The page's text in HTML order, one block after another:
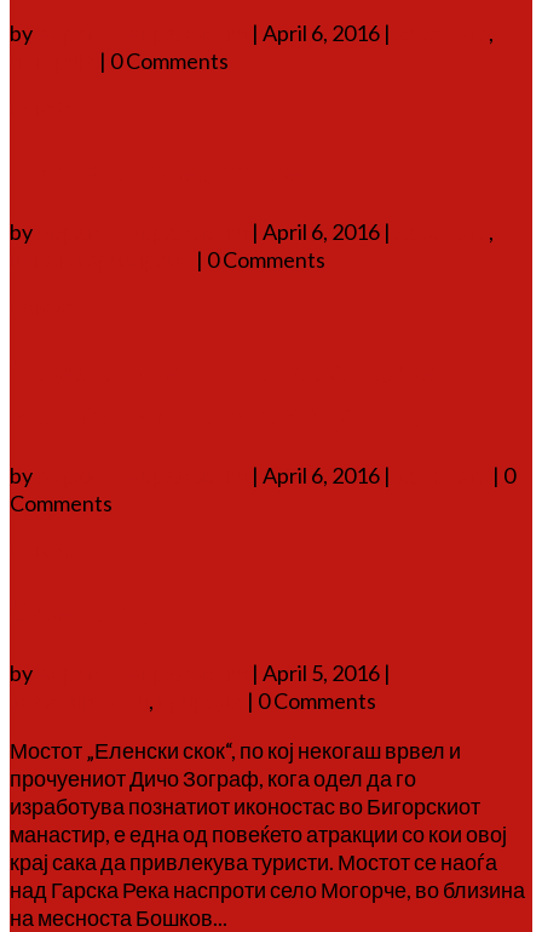
by | April 6, 2016 |
,
| 0 Comments
by | April 6, 2016 |
,
| 0 Comments
by | April 6, 2016 |
| 0
Comments
by | April 5, 2016 |
,
| 0 Comments
Мостот „Еленски скок“, по кој некогаш врвел и
прочуениот Дичо Зограф, кога одел да го
изработува познатиот иконостас во Бигорскиот
манастир, е една од повеќето атракции со кои овој
крај сака да привлекува туристи. Мостот се наоѓа
над Гарска Река наспроти село Могорче, во близина
на месноста Бошков...